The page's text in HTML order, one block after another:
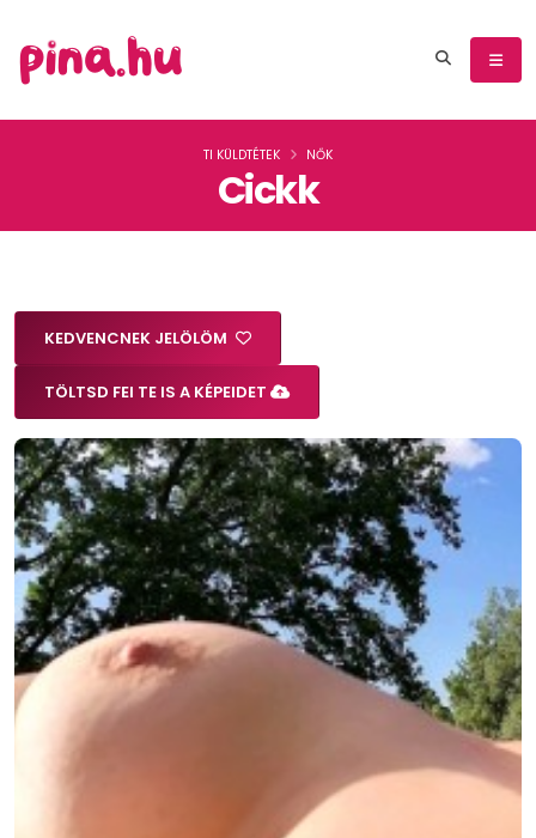
Cickk
TI KÜLDTÉTEK NŐK
KEDVENCNEK JELÖLÖM
TÖLTSD FEl TE IS A KÉPEIDET